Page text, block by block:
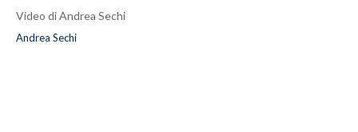
Video di Andrea Sechi
Andrea Sechi